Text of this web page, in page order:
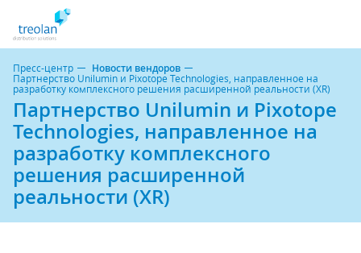
Пресс-центр Новости вендоров
Партнерство Unilumin и Pixotope Technologies, направленное на
разработку комплексного решения расширенной реальности (XR)
Партнерство Unilumin и Pixotope
Technologies, направленное на
разработку комплексного
решения расширенной
реальности (XR)